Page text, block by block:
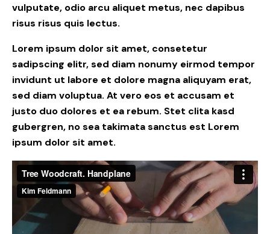
vulputate, odio arcu aliquet metus, nec dapibus
risus risus quis lectus.
Lorem ipsum dolor sit amet, consetetur
sadipscing elitr, sed diam nonumy eirmod tempor
invidunt ut labore et dolore magna aliquyam erat,
sed diam voluptua. At vero eos et accusam et
justo duo dolores et ea rebum. Stet clita kasd
gubergren, no sea takimata sanctus est Lorem
ipsum dolor sit amet.